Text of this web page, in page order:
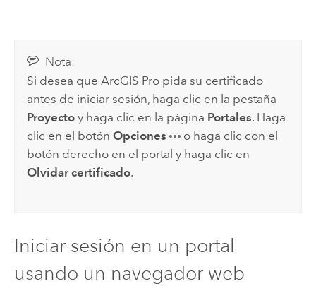
Nota:
Si desea queArcGIS Pro pida su certificado
antes de iniciar sesión, haga clic en la pestaña
Proyecto y haga clic en la página Portales. Haga
clic en el botónOpciones
o haga clic con el
botón derecho en el portal y haga clic en
Olvidar certificado.
Iniciar sesión en un portal
usando un navegador web